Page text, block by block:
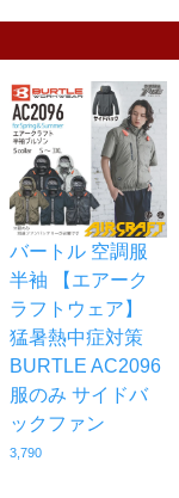
バートル 空調服
半袖 【エアーク
ラフトウェア】
猛暑熱中症対策
BURTLE AC2096
服のみ サイドバ
ックファン
3,790